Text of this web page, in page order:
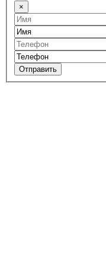
×
Отправить